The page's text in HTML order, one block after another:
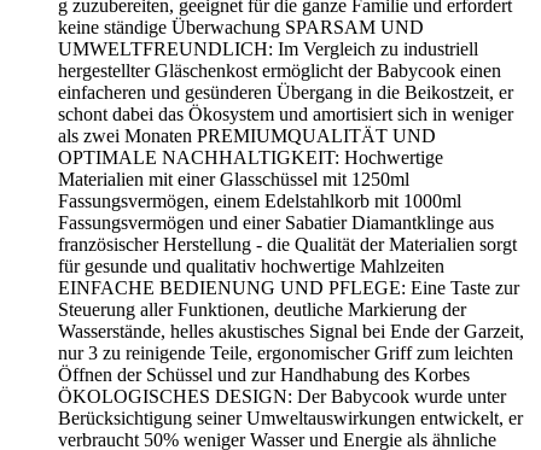
g zuzubereiten, geeignet für die ganze Familie und erfordert
keine ständige Überwachung SPARSAM UND
UMWELTFREUNDLICH: Im Vergleich zu industriell
hergestellter Gläschenkost ermöglicht der Babycook einen
einfacheren und gesünderen Übergang in die Beikostzeit, er
schont dabei das Ökosystem und amortisiert sich in weniger
als zwei Monaten PREMIUMQUALITÄT UND
OPTIMALE NACHHALTIGKEIT: Hochwertige
Materialien mit einer Glasschüssel mit 1250ml
Fassungsvermögen, einem Edelstahlkorb mit 1000ml
Fassungsvermögen und einer Sabatier Diamantklinge aus
französischer Herstellung - die Qualität der Materialien sorgt
für gesunde und qualitativ hochwertige Mahlzeiten
EINFACHE BEDIENUNG UND PFLEGE: Eine Taste zur
Steuerung aller Funktionen, deutliche Markierung der
Wasserstände, helles akustisches Signal bei Ende der Garzeit,
nur 3 zu reinigende Teile, ergonomischer Griff zum leichten
Öffnen der Schüssel und zur Handhabung des Korbes
ÖKOLOGISCHES DESIGN: Der Babycook wurde unter
Berücksichtigung seiner Umweltauswirkungen entwickelt, er
verbraucht 50% weniger Wasser und Energie als ähnliche